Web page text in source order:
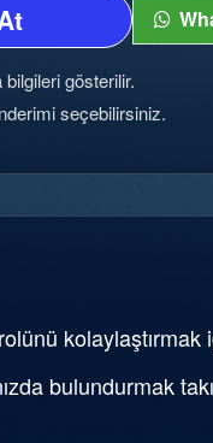
gösterilir.
seçebilirsiniz.
kolaylaştırmak
bulundurmak